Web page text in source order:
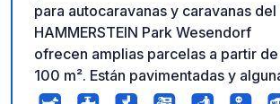
para autocaravanas y caravanas del
HAMMERSTEIN Park Wesendorf
ofrecen amplias parcelas a partir de
100 m². Están pavimentadas y
cuentan con zonas verdes dentro de